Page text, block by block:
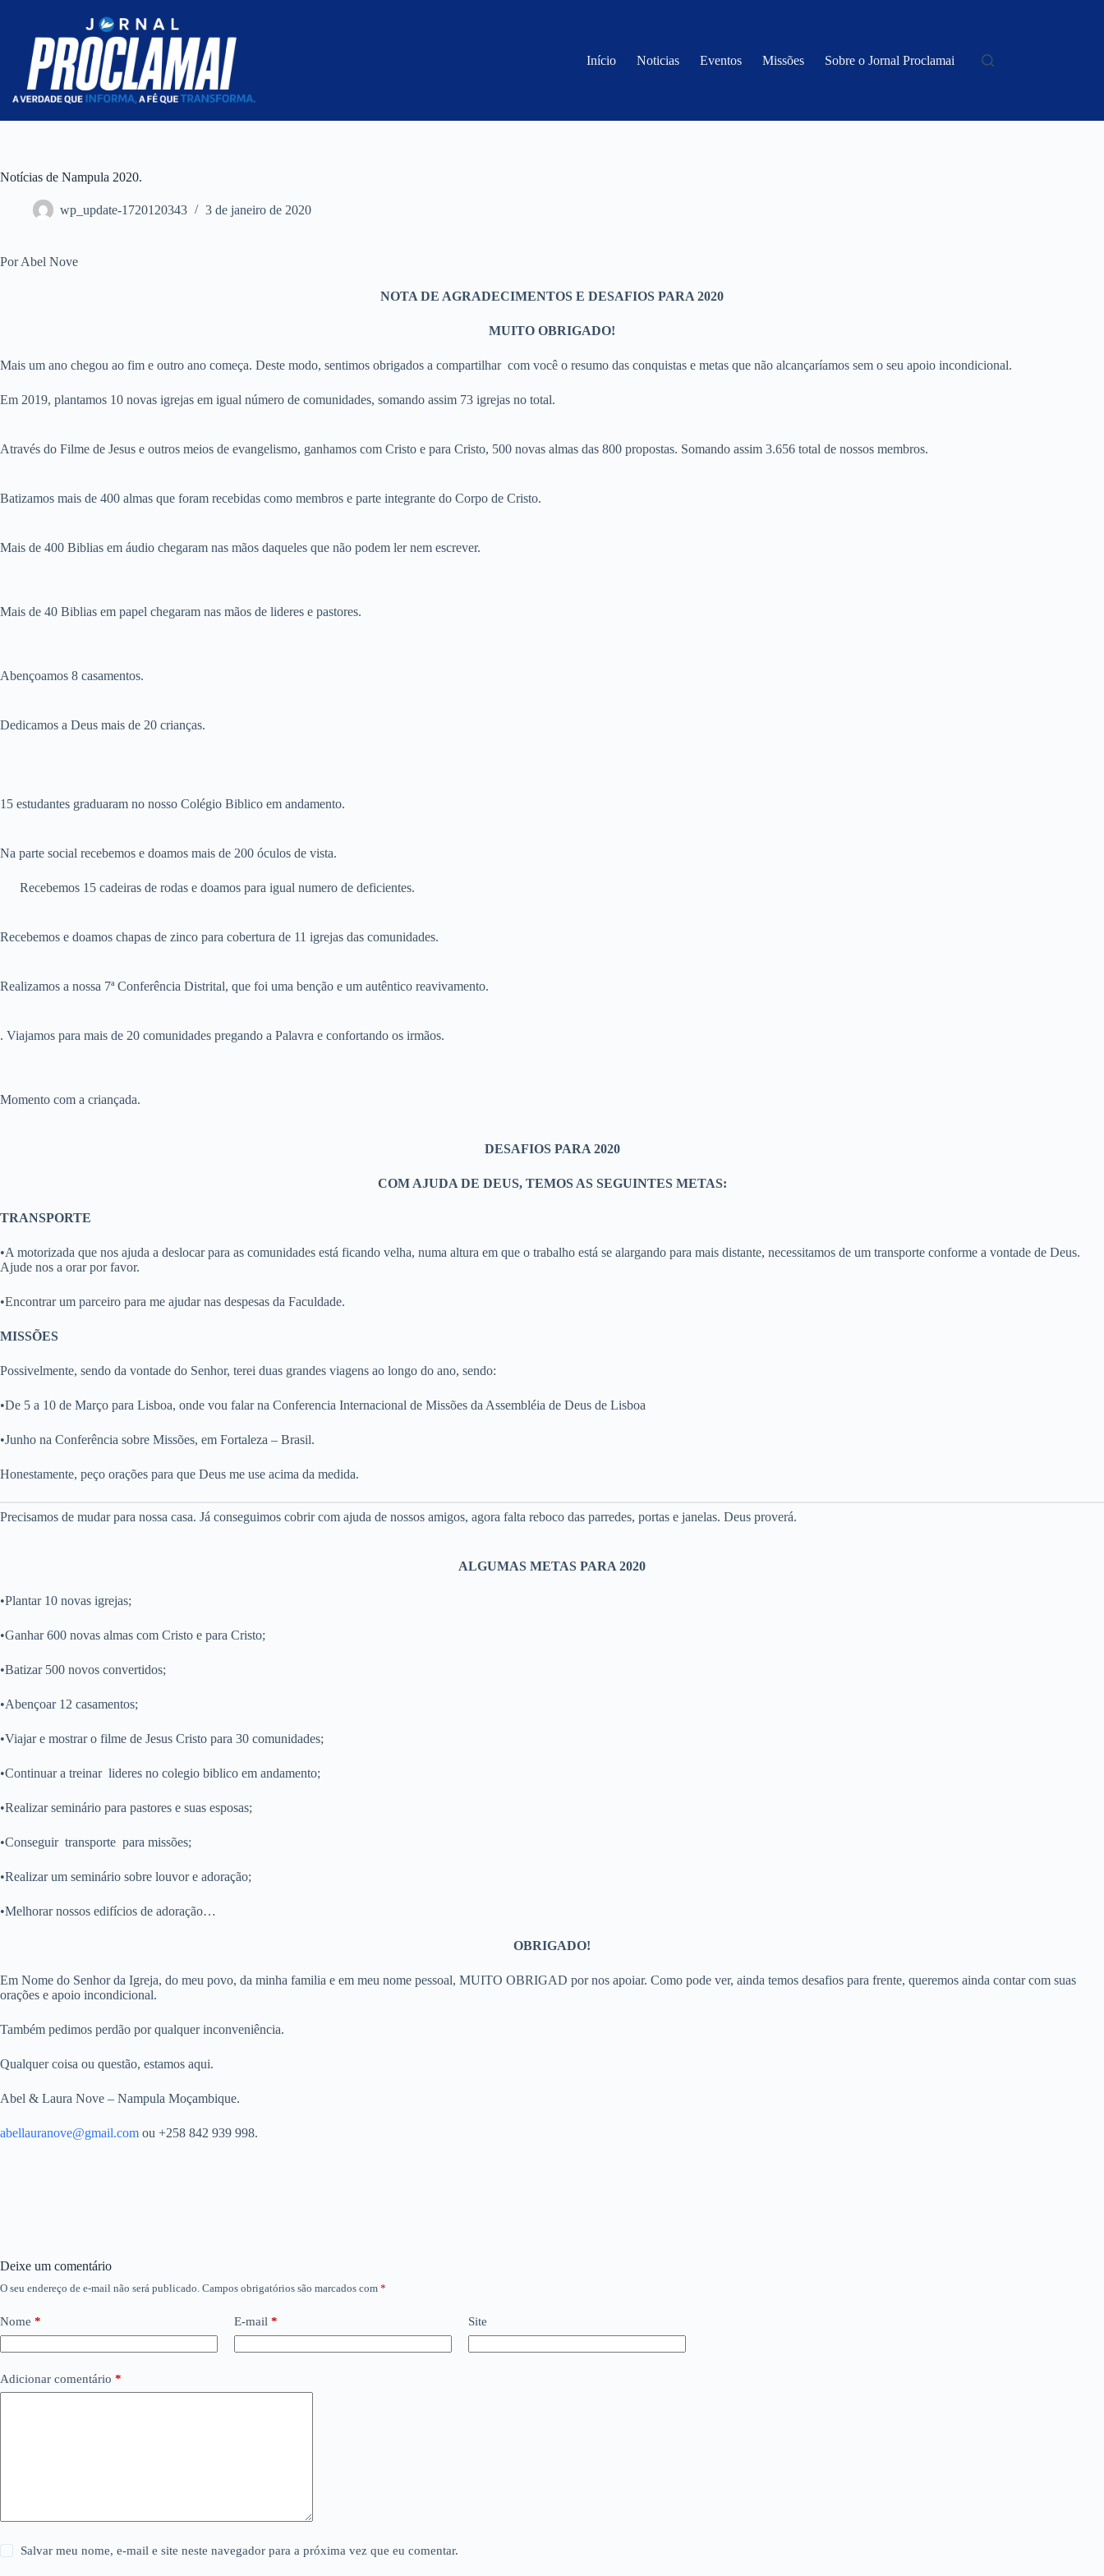
conteúdo
Início Noticias Eventos Missões Sobre o Jornal Proclamai
Notícias de Nampula 2020.
wp_update-1720120343 3 de janeiro de 2020
Por Abel Nove
NOTA DE AGRADECIMENTOS E DESAFIOS PARA 2020
MUITO OBRIGADO!
Mais um ano chegou ao fim e outro ano começa. Deste modo, sentimos obrigados a compartilhar com você o resumo das conquistas e metas que não alcançaríamos sem o seu apoio incondicional.
Em 2019, plantamos 10 novas igrejas em igual número de comunidades, somando assim 73 igrejas no total.
Através do Filme de Jesus e outros meios de evangelismo, ganhamos com Cristo e para Cristo, 500 novas almas das 800 propostas. Somando assim 3.656 total de nossos membros.
Batizamos mais de 400 almas que foram recebidas como membros e parte integrante do Corpo de Cristo.
Mais de 400 Biblias em áudio chegaram nas mãos daqueles que não podem ler nem escrever.
Mais de 40 Biblias em papel chegaram nas mãos de lideres e pastores.
Abençoamos 8 casamentos.
Dedicamos a Deus mais de 20 crianças.
15 estudantes graduaram no nosso Colégio Biblico em andamento.
Na parte social recebemos e doamos mais de 200 óculos de vista.
Recebemos 15 cadeiras de rodas e doamos para igual numero de deficientes.
Recebemos e doamos chapas de zinco para cobertura de 11 igrejas das comunidades.
Realizamos a nossa 7ª Conferência Distrital, que foi uma benção e um autêntico reavivamento.
. Viajamos para mais de 20 comunidades pregando a Palavra e confortando os irmãos.
Momento com a criançada.
DESAFIOS PARA 2020
COM AJUDA DE DEUS, TEMOS AS SEGUINTES METAS:
TRANSPORTE
•A motorizada que nos ajuda a deslocar para as comunidades está ficando velha, numa altura em que o trabalho está se alargando para mais distante, necessitamos de um transporte conforme a vontade de Deus.
Ajude nos a orar por favor.
•Encontrar um parceiro para me ajudar nas despesas da Faculdade.
MISSÕES
Possivelmente, sendo da vontade do Senhor, terei duas grandes viagens ao longo do ano, sendo:
•De 5 a 10 de Março para Lisboa, onde vou falar na Conferencia Internacional de Missões da Assembléia de Deus de Lisboa
•Junho na Conferência sobre Missões, em Fortaleza – Brasil.
Honestamente, peço orações para que Deus me use acima da medida.
Precisamos de mudar para nossa casa. Já conseguimos cobrir com ajuda de nossos amigos, agora falta reboco das parredes, portas e janelas. Deus proverá.
ALGUMAS METAS PARA 2020
•Plantar 10 novas igrejas;
•Ganhar 600 novas almas com Cristo e para Cristo;
•Batizar 500 novos convertidos;
•Abençoar 12 casamentos;
•Viajar e mostrar o filme de Jesus Cristo para 30 comunidades;
•Continuar a treinar lideres no colegio biblico em andamento;
•Realizar seminário para pastores e suas esposas;
•Conseguir transporte para missões;
•Realizar um seminário sobre louvor e adoração;
•Melhorar nossos edifícios de adoração…
OBRIGADO!
Em Nome do Senhor da Igreja, do meu povo, da minha familia e em meu nome pessoal, MUITO OBRIGAD por nos apoiar. Como pode ver, ainda temos desafios para frente, queremos ainda contar com suas
orações e apoio incondicional.
Também pedimos perdão por qualquer inconveniência.
Qualquer coisa ou questão, estamos aqui.
Abel & Laura Nove – Nampula Moçambique.
abellauranove@gmail.com ou +258 842 939 998.
Deixe um comentário
O seu endereço de e-mail não será publicado. Campos obrigatórios são marcados com *
Nome * E-mail * Site
Adicionar comentário *
Salvar meu nome, e-mail e site neste navegador para a próxima vez que eu comentar.